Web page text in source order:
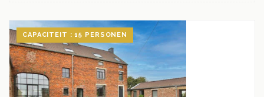
CAPACITEIT : 15 PERSONEN